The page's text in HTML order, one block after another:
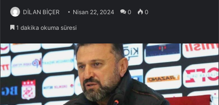
DİLAN BİÇER Nisan 22, 2024 0 0
1 dakika okuma süresi